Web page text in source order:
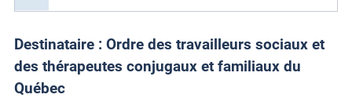
Destinataire :Ordre des travailleurs sociaux et
des thérapeutes conjugaux et familiaux du
Québec